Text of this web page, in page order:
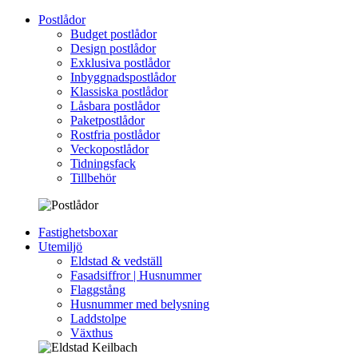
Postlådor
Budget postlådor
Design postlådor
Exklusiva postlådor
Inbyggnadspostlådor
Klassiska postlådor
Låsbara postlådor
Paketpostlådor
Rostfria postlådor
Veckopostlådor
Tidningsfack
Tillbehör
Fastighetsboxar
Utemiljö
Eldstad & vedställ
Fasadsiffror | Husnummer
Flaggstång
Husnummer med belysning
Laddstolpe
Växthus